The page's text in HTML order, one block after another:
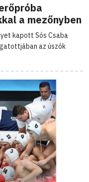
a mezőnyben
kapott Sós Csaba
az úszók